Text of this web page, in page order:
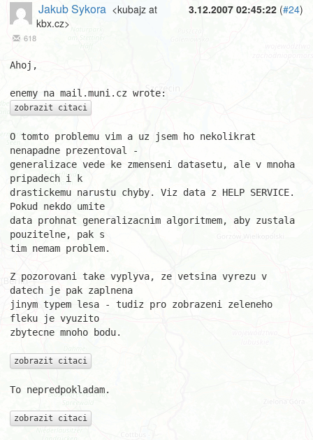
3.12.2007 02:45:22 (#24)
Jakub Sykora <kubajz at
kbx.cz>
618
Ahoj,
zobrazit citaci
O tomto problemu vim a uz jsem ho nekolikrat
nenapadne prezentoval -
generalizace vede ke zmenseni datasetu, ale v mnoha
pripadech i k
drastickemu narustu chyby. Viz data z HELP SERVICE.
Pokud nekdo umite
data prohnat generalizacnim algoritmem, aby zustala
pouzitelne, pak s
tim nemam problem.
Z pozorovani take vyplyva, ze vetsina vyrezu v
datech je pak zaplnena
jinym typem lesa - tudiz pro zobrazeni zeleneho
fleku je vyuzito
zbytecne mnoho bodu.
zobrazit citaci
To nepredpokladam.
zobrazit citaci